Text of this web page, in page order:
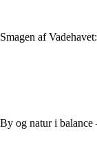
Smagen af
By og natur i balance